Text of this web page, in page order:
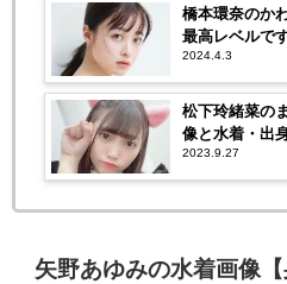
橋本環奈のか
最高レベルです
2024.4.3
松下玲緒菜の
像と水着・出
2023.9.27
矢野あゆみの水着画像